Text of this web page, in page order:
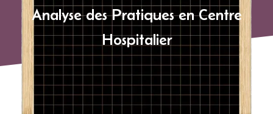
Analyse des Pratiques en Centre
Hospitalier